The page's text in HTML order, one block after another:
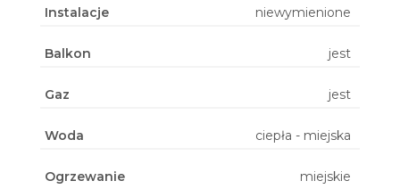
Instalacje niewymienione
Balkon jest
Gaz jest
Woda ciepła - miejska
Ogrzewanie miejskie